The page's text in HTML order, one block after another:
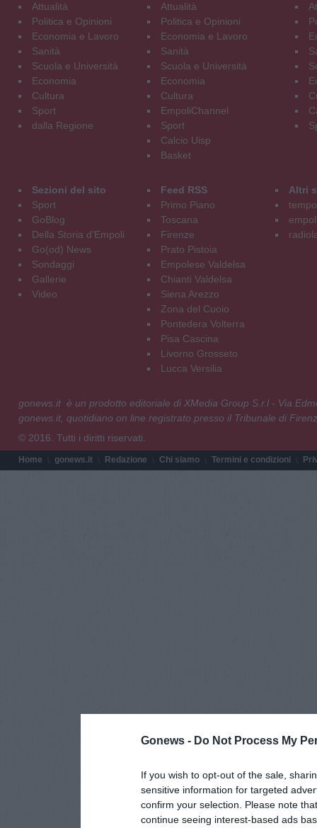
Gonews - Do Not Process My
If you wish to opt-out of the sale,
sensitive information for targeted
confirm your selection. Please note
continue seeing interest-based ads
Attualità
Politica e Opinioni
Economia e Lavoro
Sanità
Scuola e Università
Economia
Cultura
Sport
dalla Regione
Attualità
Politica e Opinioni
Economia e Lavoro
Sanità
Scuola e Università
Economia
Cultura
EmpoliChannel
Sport
Calcio Uisp
Basket
Sezioni del sito
Sport
GoBlog
Della Storia d'Empoli
Go(od) News
Sondaggi
Gallerie
Video
Feed RSS
Primo Piano
Toscana
Firenze
Prato Pistoia
Empolese Valdelsa
Chianti Valdelsa
Siena Arezzo
Zona del Cuoio
Pontedera Volterra
Pisa Cascina
Livorno Grosseto
Lucca Versilia
Altri
gonews.it è un prodotto editoriale di XMedia Group S.r.l - Via
gonews.it, quotidiano on line registrato presso il Tribunale di
© 2016. Tutti i diritti riservati.
Home gonews.it Redazione Chi siamo Termini e condizioni